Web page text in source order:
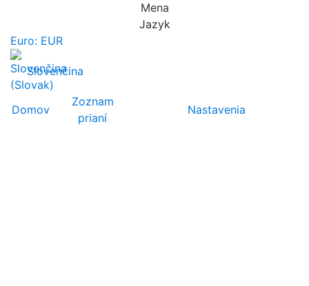
Mena
Jazyk
Euro: EUR
Slovenčina
Domov
Zoznam
prianí
Nastavenia